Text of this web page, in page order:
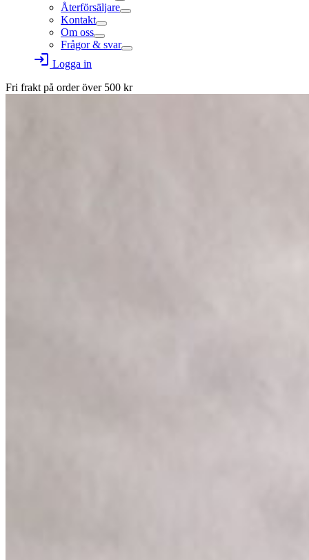
Återförsäljare
Kontakt
Om oss
Frågor & svar
login Logga in
Fri frakt på order över 500 kr